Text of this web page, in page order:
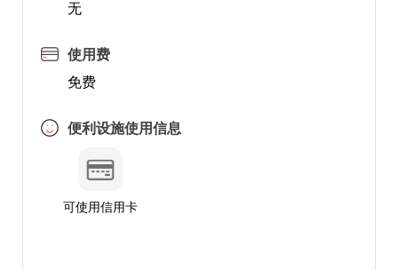
无
使用费
免费
便利设施使用信息
可使用信用卡